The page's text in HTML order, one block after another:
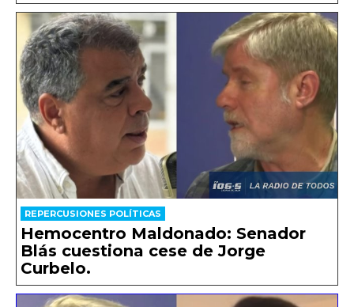
REPERCUSIONES POLÍTICAS
Hemocentro Maldonado: Senador
Blás cuestiona cese de Jorge
Curbelo.